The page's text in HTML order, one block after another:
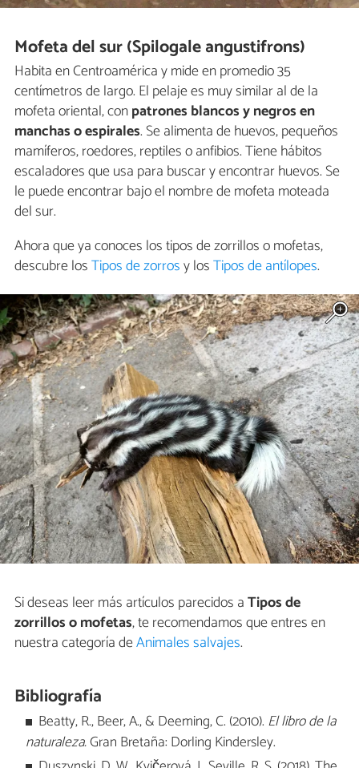
Mofeta del sur (Spilogale angustifrons)
Habita en Centroamérica y mide en promedio 35
centímetros de largo. El pelaje es muy similar al de la
mofeta oriental, conpatrones blancos y negros en
manchas o espirales. Se alimenta de huevos, pequeños
mamíferos, roedores, reptiles o anfibios. Tiene hábitos
escaladores que usa para buscar y encontrar huevos. Se
le puede encontrar bajo el nombre de mofeta moteada
del sur.
Ahora que ya conoces los tipos de zorrillos o mofetas,
descubre losTipos de zorrosy losTipos de antílopes.
Si deseas leer más artículos parecidos aTipos de
zorrillos o mofetas, te recomendamos que entres en
nuestra categoría deAnimales salvajes.
Bibliografía
Beatty, R., Beer, A., & Deeming, C. (2010). El libro de la
naturaleza.Gran Bretaña: Dorling Kindersley.